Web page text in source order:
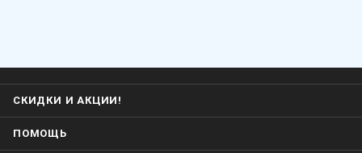
СКИДКИ И АКЦИИ!
ПОМОЩЬ